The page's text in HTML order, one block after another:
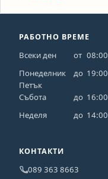
РАБОТНО ВРЕМЕ
Всеки ден от 08:00
Понеделник
до 19:00
Петък
Събота
до 16:00
Неделя
до 14:00
КОНТАКТИ
089 363 8663